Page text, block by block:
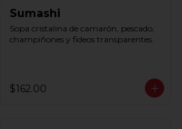
Sumashi
Sopa cristalina de camarón, pescado,
champiñones y fideos transparentes.
$162.00